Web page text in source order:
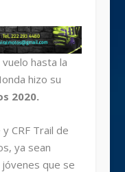
hasta la
hizo su
2020.
CRF Trail de
ya sean
que se